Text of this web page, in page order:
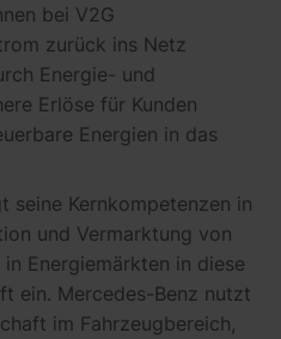
bei V2G
zurück ins Netz
Energie- und
Erlöse für Kunden
Energien in das
seine Kernkompetenzen in
und Vermarktung von
Energiemärkten in diese
ein. Mercedes-Benz nutzt
im Fahrzeugbereich,